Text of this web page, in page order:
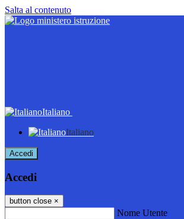
Salta al contenuto
Italiano
Italiano
Accedi
Accedi
button close ×
Nome Utente